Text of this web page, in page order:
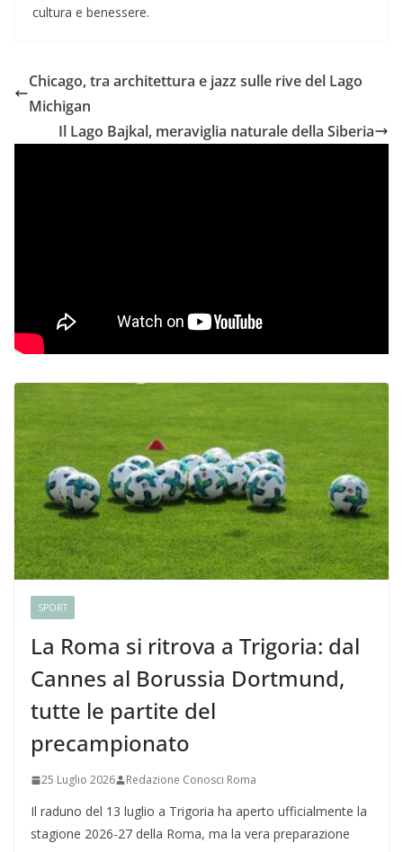
cultura e benessere.
Chicago, tra architettura e jazz sulle rive del Lago
Michigan
Il Lago Bajkal, meraviglia naturale della Siberia
SPORT
La Roma si ritrova a Trigoria: dal
Cannes al Borussia Dortmund,
tutte le partite del
precampionato
25 Luglio 2026 Redazione Conosci Roma
Il raduno del 13 luglio a Trigoria ha aperto ufficialmente la
stagione 2026-27 della Roma, ma la vera preparazione